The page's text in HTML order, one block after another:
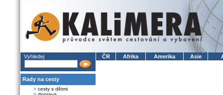
Vyhledej
Rady na cesty
> cesty s dětmi
ČR Afrika Amerika Asie